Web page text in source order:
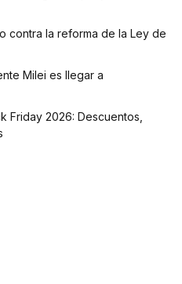
contra la reforma de la Ley de
Milei es llegar a
Friday 2026: Descuentos,